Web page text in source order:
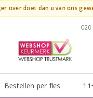
over doet dan u van ons
Bestellen per fles